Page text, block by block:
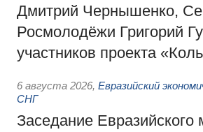
Дмитрий Чернышенко,
Росмолодёжи Григорий
участников проекта
6 августа 2026, Евразийский
СНГ
Заседание Евразийского